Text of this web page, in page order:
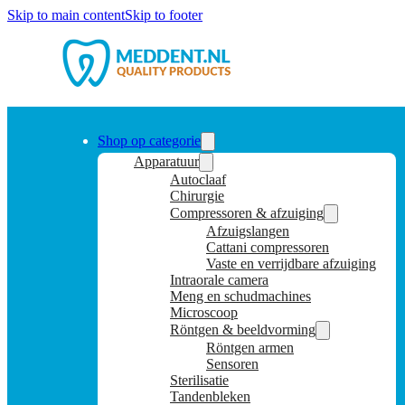
Skip to main contentSkip to footer
Shop op categorie
Apparatuur
Autoclaaf
Chirurgie
Compressoren & afzuiging
Afzuigslangen
Cattani compressoren
Vaste en verrijdbare afzuiging
Intraorale camera
Meng en schudmachines
Microscoop
Röntgen & beeldvorming
Röntgen armen
Sensoren
Sterilisatie
Tandenbleken